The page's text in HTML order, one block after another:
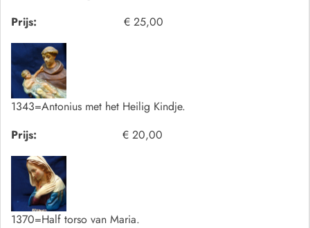
Prijs:
€ 25,00
1343=Antonius met het Heilig Kindje.
Prijs:
€ 20,00
1370=Half torso van Maria.